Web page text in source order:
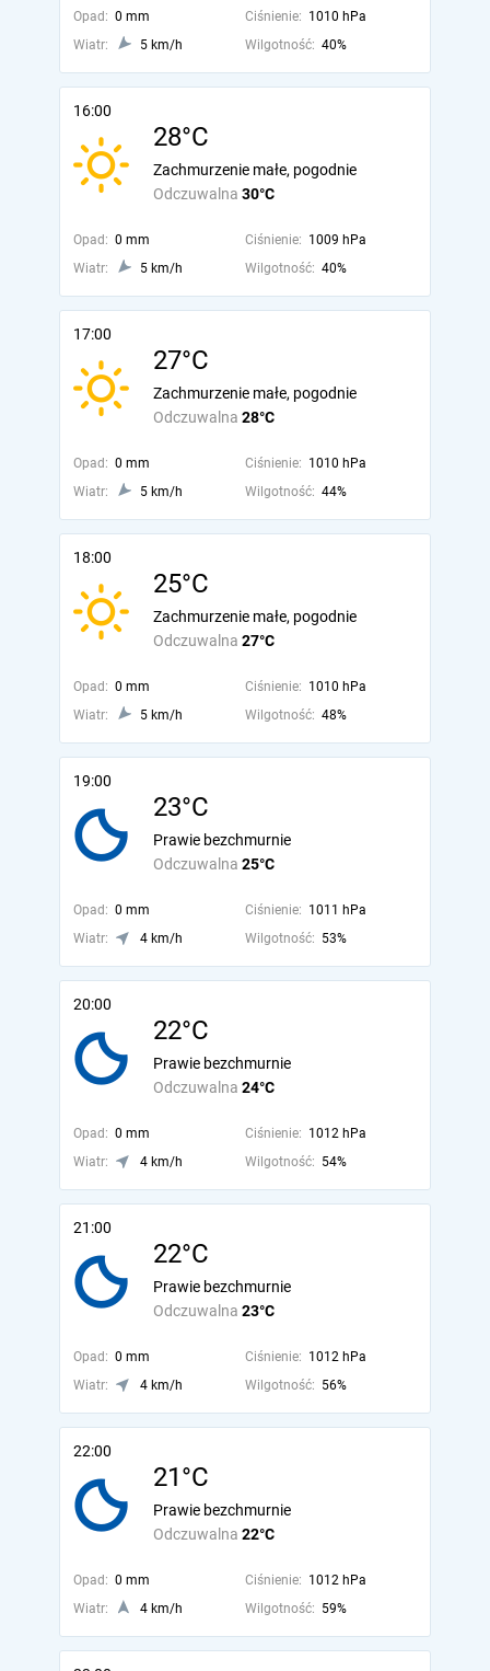
Opad: 0 mm Ciśnienie: 1010 hPa
Wiatr:
5 km/h Wilgotność: 40%
16:00
28°C
Odczuwalna 30°C
Zachmurzenie małe, pogodnie
Opad: 0 mm Ciśnienie: 1009 hPa
Wiatr:
5 km/h Wilgotność: 40%
17:00
27°C
Odczuwalna 28°C
Zachmurzenie małe, pogodnie
Opad: 0 mm Ciśnienie: 1010 hPa
Wiatr:
5 km/h Wilgotność: 44%
18:00
25°C
Odczuwalna 27°C
Zachmurzenie małe, pogodnie
Opad: 0 mm Ciśnienie: 1010 hPa
Wiatr:
5 km/h Wilgotność: 48%
19:00
23°C
Odczuwalna 25°C
Prawie bezchmurnie
Opad: 0 mm Ciśnienie: 1011 hPa
Wiatr:
4 km/h Wilgotność: 53%
20:00
22°C
Odczuwalna 24°C
Prawie bezchmurnie
Opad: 0 mm Ciśnienie: 1012 hPa
Wiatr:
4 km/h Wilgotność: 54%
21:00
22°C
Odczuwalna 23°C
Prawie bezchmurnie
Opad: 0 mm Ciśnienie: 1012 hPa
Wiatr:
4 km/h Wilgotność: 56%
22:00
21°C
Odczuwalna 22°C
Prawie bezchmurnie
Opad: 0 mm Ciśnienie: 1012 hPa
Wiatr:
4 km/h Wilgotność: 59%